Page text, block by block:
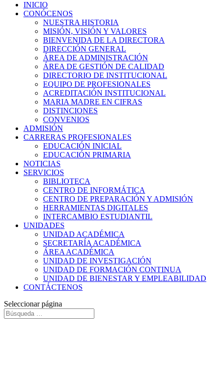
INICIO
CONÓCENOS
NUESTRA HISTORIA
MISIÓN, VISIÓN Y VALORES
BIENVENIDA DE LA DIRECTORA
DIRECCIÓN GENERAL
ÁREA DE ADMINISTRACIÓN
ÁREA DE GESTIÓN DE CALIDAD
DIRECTORIO DE INSTITUCIONAL
EQUIPO DE PROFESIONALES
ACREDITACIÓN INSTITUCIONAL
MARIA MADRE EN CIFRAS
DISTINCIONES
CONVENIOS
ADMISIÓN
CARRERAS PROFESIONALES
EDUCACIÓN INICIAL
EDUCACIÓN PRIMARIA
NOTICIAS
SERVICIOS
BIBLIOTECA
CENTRO DE INFORMÁTICA
CENTRO DE PREPARACIÓN Y ADMISIÓN
HERRAMIENTAS DIGITALES
INTERCAMBIO ESTUDIANTIL
UNIDADES
UNIDAD ACADÉMICA
SECRETARÍA ACADÉMICA
ÁREA ACADÉMICA
UNIDAD DE INVESTIGACIÓN
UNIDAD DE FORMACIÓN CONTINUA
UNIDAD DE BIENESTAR Y EMPLEABILIDAD
CONTÁCTENOS
Seleccionar página